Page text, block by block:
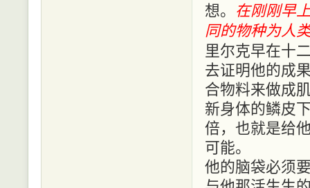
想。 在刚刚早
同的物种为人
里尔克早在十
去证明他的成
合物料来做成
新身体的鳞皮
倍，也就是给
可能。
他的脑袋必须